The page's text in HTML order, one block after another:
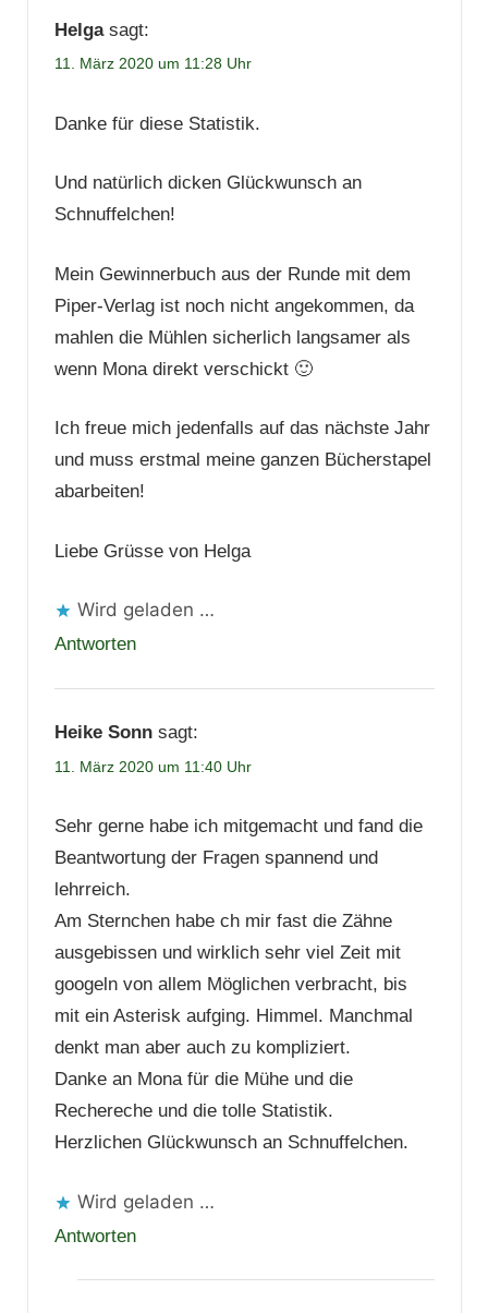
Helga sagt:
11. März 2020 um 11:28 Uhr
Danke für diese Statistik.
Und natürlich dicken Glückwunsch an
Schnuffelchen!
Mein Gewinnerbuch aus der Runde mit dem
Piper-Verlag ist noch nicht angekommen, da
mahlen die Mühlen sicherlich langsamer als
wenn Mona direkt verschickt 🙂
Ich freue mich jedenfalls auf das nächste Jahr
und muss erstmal meine ganzen Bücherstapel
abarbeiten!
Liebe Grüsse von Helga
Wird geladen …
Antworten
Heike Sonn sagt:
11. März 2020 um 11:40 Uhr
Sehr gerne habe ich mitgemacht und fand die
Beantwortung der Fragen spannend und
lehrreich.
Am Sternchen habe ch mir fast die Zähne
ausgebissen und wirklich sehr viel Zeit mit
googeln von allem Möglichen verbracht, bis
mit ein Asterisk aufging. Himmel. Manchmal
denkt man aber auch zu kompliziert.
Danke an Mona für die Mühe und die
Rechereche und die tolle Statistik.
Herzlichen Glückwunsch an Schnuffelchen.
Wird geladen …
Antworten